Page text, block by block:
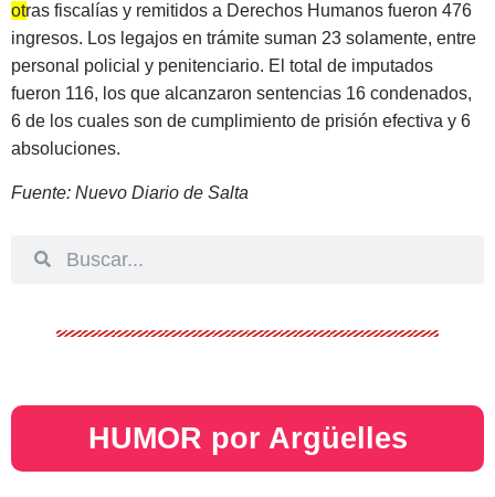
otras fiscalías y remitidos a Derechos Humanos fueron 476
ingresos. Los legajos en trámite suman 23 solamente, entre
personal policial y penitenciario. El total de imputados
fueron 116, los que alcanzaron sentencias 16 condenados,
6 de los cuales son de cumplimiento de prisión efectiva y 6
absoluciones.
Fuente: Nuevo Diario de Salta
HUMOR por Argüelles​